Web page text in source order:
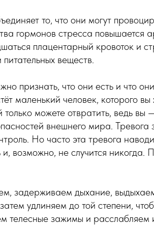
то, что они могут
гормонов стресса повышается
плацентарный кровоток и
веществ.
признать, что они есть и что
маленький человек, которого вы
только можете отвратить, ведь вы
внешнего мира. Тревога
Но часто эта тревога
возможно, не случится никогда.
задерживаем дыхание,
удлиняем до той степени,
телесные зажимы и расслабляем